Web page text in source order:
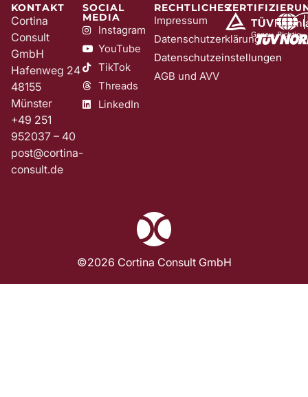
KONTAKT
Cortina
Consult
GmbH
Hafenweg 24
48155
Münster
+49 251
952037 – 40
post@cortina-
consult.de
SOCIAL
MEDIA
Instagram
YouTube
TikTok
Threads
LinkedIn
RECHTLICHES
Impressum
Datenschutzerklärung
Datenschutzeinstellungen
AGB und AVV
©2026 Cortina Consult GmbH